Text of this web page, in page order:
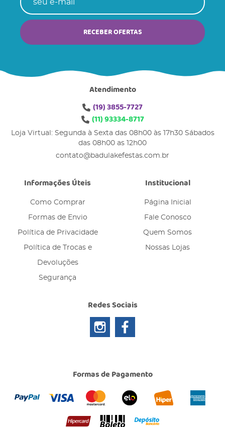
RECEBER OFERTAS
Atendimento
(19)3855-7727
(11)93334-8717
Loja Virtual: Segunda à Sexta das 08h00 às 17h30 Sábados
das 08h00 as 12h00
contato@badulakefestas.com.br
Informações Úteis
Como Comprar
Formas de Envio
Política de Privacidade
Política de Trocas e
Devoluções
Segurança
Institucional
Página Inicial
Fale Conosco
Quem Somos
Nossas Lojas
Redes Sociais
Formas de Pagamento